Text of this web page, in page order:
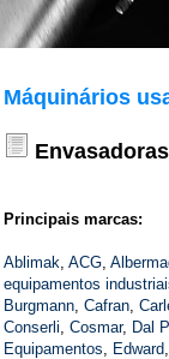
Máquinários
Principais marcas:
Ablimak, ACG,
equipamentos
Burgmann, Cafran,
Conserli, Cosmar, Dal
Equipamentos, Edward,